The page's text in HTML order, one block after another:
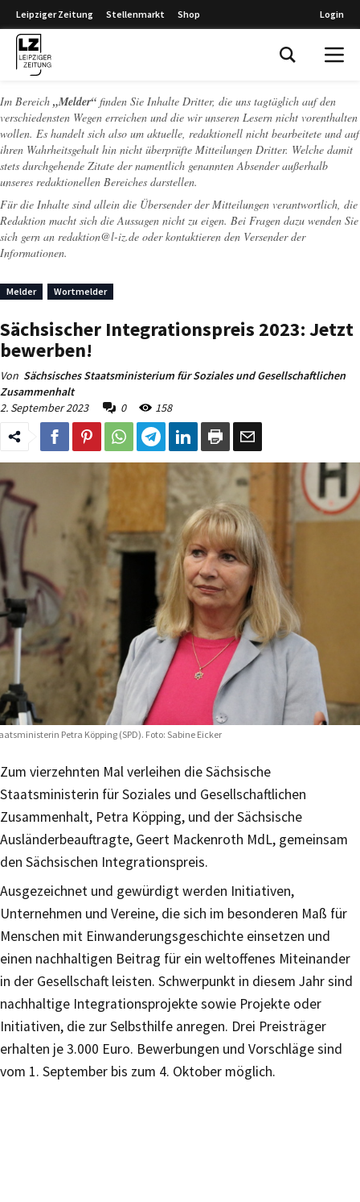
Leipziger Zeitung Stellenmarkt Shop Login
Im Bereich „Melder“ finden Sie Inhalte Dritter, die uns tagtäglich auf den
verschiedensten Wegen erreichen und die wir unseren Lesern nicht vorenthalten
wollen. Es handelt sich also um aktuelle, redaktionell nicht bearbeitete und auf
ihren Wahrheitsgehalt hin nicht überprüfte Mitteilungen Dritter. Welche damit
stets durchgehende Zitate der namentlich genannten Absender außerhalb
unseres redaktionellen Bereiches darstellen.
Für die Inhalte sind allein die Übersender der Mitteilungen verantwortlich, die
Redaktion macht sich die Aussagen nicht zu eigen. Bei Fragen dazu wenden Sie
sich gern an redaktion@l-iz.de oder kontaktieren den Versender der
Informationen.
Melder Wortmelder
Sächsischer Integrationspreis 2023: Jetzt
bewerben!
Von Sächsisches Staatsministerium für Soziales und Gesellschaftlichen
Zusammenhalt
2. September 2023
0 158
Petra Köpping (SPD). Foto: Sabine Eicker
Zum vierzehnten Mal verleihen die Sächsische
Staatsministerin für Soziales und Gesellschaftlichen
Zusammenhalt, Petra Köpping, und der Sächsische
Ausländerbeauftragte, Geert Mackenroth MdL, gemeinsam
den Sächsischen Integrationspreis.
Ausgezeichnet und gewürdigt werden Initiativen,
Unternehmen und Vereine, die sich im besonderen Maß für
Menschen mit Einwanderungsgeschichte einsetzen und
einen nachhaltigen Beitrag für ein weltoffenes Miteinander
in der Gesellschaft leisten. Schwerpunkt in diesem Jahr sind
nachhaltige Integrationsprojekte sowie Projekte oder
Initiativen, die zur Selbsthilfe anregen. Drei Preisträger
erhalten je 3.000 Euro. Bewerbungen und Vorschläge sind
vom 1. September bis zum 4. Oktober möglich.